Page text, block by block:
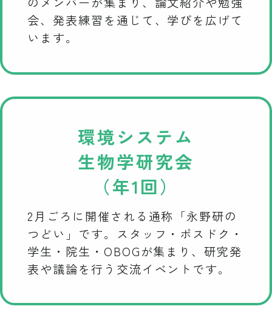
会、発表練習を通じて、学びを広げて
います。
環境システム
生物学研究会
（年1回）
2月ごろに開催される通称「永野研の
つどい」です。スタッフ・ポスドク・
学生・院生・OBOGが集まり、研究発
表や議論を行う交流イベントです。